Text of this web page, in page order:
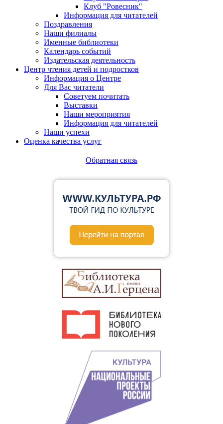
Клуб "Ровесник"
Информация для читателей
Поздравления
Наши филиалы
Именные библиотеки
Календарь событий
Издательская деятельность
Центр чтения детей и подростков
Информация о Центре
Для Вас читатели
Советуем почитать
Выставки
Наши мероприятия
Информация для читателей
Наши успехи
Оценка качества услуг
Обратная связь